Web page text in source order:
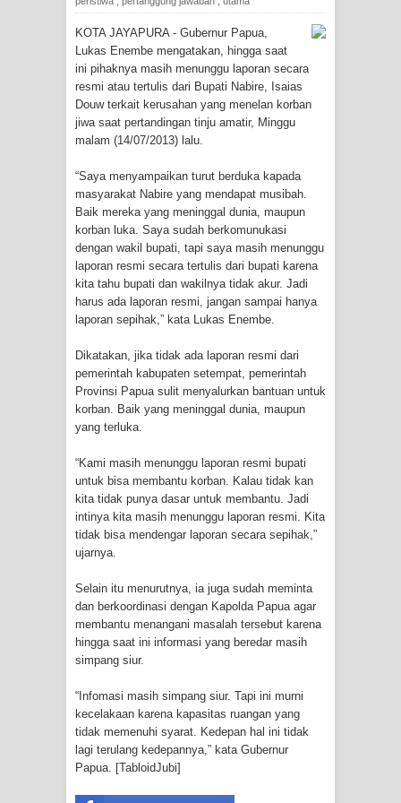
Tiga Personel Polresta Jayapura Kota
Jalani Sidang BP4R di Jayapura
Kapolresta Jayapura Kota
Mengapresiasi Antusiasme Warga
Saat Nonton Bareng Final Piala Dunia
2026 di Lapangan Karang PTC Entrop
Kebakaran Hanguskan Satu Rumah
di Kompleks Asrama Polisi Sorong
Cenderawasih di Ujung Barat Papua
Profil Lengkap Provinsi Papua, Bumi
Indonesia
Profil Lengkap Aceh, Provinsi
Lima Rumah Pribadi Terbakar Di
Hamadi Jayapura Selatan
Imbau Waspada Susulan
Mama-Mama Pasar Lama Sentani
KOTA JAYAPURA - Gubernur Papua,
Lukas Enembe mengatakan, hingga saat
ini pihaknya masih menunggu laporan secara
resmi atau tertulis dari Bupati Nabire, Isaias
Douw terkait kerusahan yang menelan korban
jiwa saat pertandingan tinju amatir, Minggu
malam (14/07/2013) lalu.
“Saya menyampaikan turut berduka kapada
masyarakat Nabire yang mendapat musibah.
Baik mereka yang meninggal dunia, maupun
korban luka. Saya sudah berkomunukasi
dengan wakil bupati, tapi saya masih menunggu
laporan resmi secara tertulis dari bupati karena
kita tahu bupati dan wakilnya tidak akur. Jadi
harus ada laporan resmi, jangan sampai hanya
laporan sepihak,” kata Lukas Enembe.
Dikatakan, jika tidak ada laporan resmi dari
pemerintah kabupaten setempat, pemerintah
Provinsi Papua sulit menyalurkan bantuan untuk
korban. Baik yang meninggal dunia, maupun
yang terluka.
“Kami masih menunggu laporan resmi bupati
untuk bisa membantu korban. Kalau tidak kan
kita tidak punya dasar untuk membantu. Jadi
intinya kita masih menunggu laporan resmi. Kita
tidak bisa mendengar laporan secara sepihak,”
ujarnya.
Selain itu menurutnya, ia juga sudah meminta
dan berkoordinasi dengan Kapolda Papua agar
membantu menangani masalah tersebut karena
hingga saat ini informasi yang beredar masih
simpang siur.
“Infomasi masih simpang siur. Tapi ini murni
kecelakaan karena kapasitas ruangan yang
tidak memenuhi syarat. Kedepan hal ini tidak
lagi terulang kedepannya,” kata Gubernur
Papua. [TabloidJubi]